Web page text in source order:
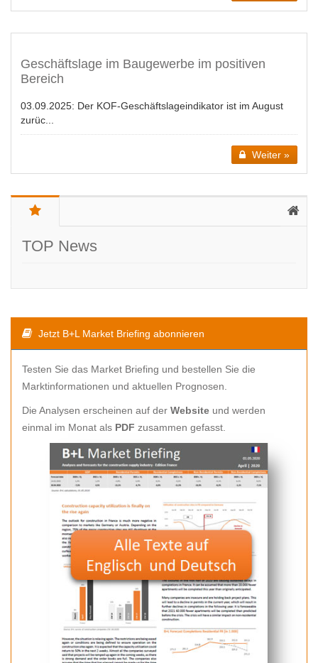
Geschäftslage im Baugewerbe im positiven
Bereich
03.09.2025: Der KOF-Geschäftslageindikator ist im August
zurüc...
Weiter »
TOP News
Jetzt B+L Market Briefing abonnieren
Testen Sie das Market Briefing und bestellen Sie die
Marktinformationen und aktuellen Prognosen.
Die Analysen erscheinen auf der Website und werden
einmal im Monat als PDF zusammen gefasst.